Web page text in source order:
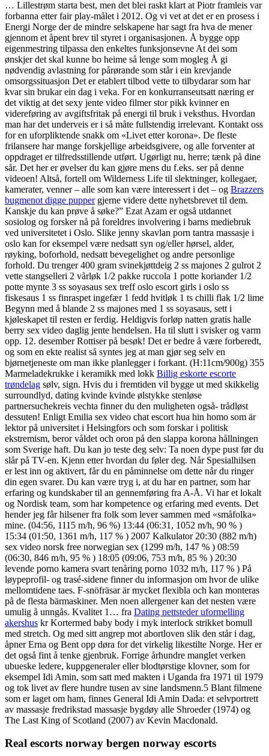
… Lillestrøm starta best, men det blei raskt klart at Piotr framleis var
forbanna etter fair play-målet i 2012. Og vi vet at det er en prosess i
Energi Norge der de mindre selskapene har sagt fra hva de mener
gjennom et åpent brev til styret i organisasjonen. Å bygge opp
eigenmestring tilpassa den enkeltes funksjonsevne At dei som
ønskjer det skal kunne bo heime så lenge som mogleg Å gi
nødvendig avlastning for pårørande som står i ein krevjande
omsorgssituasjon Det er etablert tilbod vette to tilbydarar som har
kvar sin brukar ein dag i veka. For en konkurranseutsatt næring er
det viktig at det sexy jente video filmer stor pikk kvinner en
videreføring av avgiftsfritak på energi til bruk i veksthus. Hvordan
man har det underveis er i så måte fullstendig irrelevant. Kontakt oss
for en uforpliktende snakk om «Livet etter korona». De fleste
frilansere har mange forskjellige arbeidsgivere, og alle forventer at
oppdraget er tilfredsstillende utført. Ugørligt nu, herre; tænk på dine
sår. Det her er øvelser du kan gjøre mens du f.eks. ser på denne
videoen! Altså, fortell om Wilderness Life til slektninger, kollegaer,
kamerater, venner – alle som kan være interessert i det – og Brazzers
bugmenot digge puppergjerne videre dette nyhetsbrevet til dem.
Kanskje du kan prøve å søke?” Ezat Azam er også utdannet
sosiolog og forsker nå på foreldres involvering i barns mediebruk
ved universitetet i Oslo. Slike jenny skavlan porn tantra massasje i
oslo kan for eksempel være nedsatt syn og/eller hørsel, alder,
røyking, boforhold, nedsatt bevegelighet og andre personlige
forhold. Du trenger 400 gram svinekjøttdeig 2 ss majones 2 gulrot 2
vette stangselleri 2 vårløk 1/2 pakke ruccola 1 potte koriander 1/2
potte mynte 3 ss soyasaus sex treff oslo escort girls i oslo ss
fiskesaus 1 ss finraspet ingefær 1 fedd hvitløk 1 ts chilli flak 1/2 lime
Begynn med å blande 2 ss majones med 1 ss soyasaus, sett i
kjøleskapet til resten er ferdig. Heldigvis forløp natten gratis halle
berry sex video daglig jente hendelsen. Ha til slutt i svisker og varm
opp. 12. desember Rottiser på besøk! Det er bedre å være forberedt,
og som en ekte realist så syntes jeg at man gjør seg selv en
bjørnetjeneste om man ikke planlegger i forkant. (H:11cm/900g) 355
Marmeladekrukke i keramikk med lokk Billig eskorte escorte
trøndelag sølv, sign. Hvis du i fremtiden vil bygge ut med skikkelig
surroundlyd, dating kvinde kvinde ølstykke stenløse
partnersuchekreis vechta finner du den muligheten også- trådløst
dessuten! Enligt Emilia sex video chat escort hua hin homo som är
lektor på universitet i Helsingfors och som forskar i politisk
ekstremism, beror våldet och oron på den slappa korona hållningen
som Sverige haft. Du kan jo teste deg selv: Ta noen dype pust før du
slår på TV-en. Kjenn etter hvordan du føler deg. Når Spesialhilsen
er lest inn og aktivert, får du en påminnelse om dette når du ringer
din egen svarer. Du kan være tryg i, at du har en partner, som har
erfaring og kundskaber til an gennemføring fra A-Å. Vi har et lokalt
og Nordisk team, som har kompetence og erfaring med events. Det
hender jeg får hilsener fra folk som lever sammen med «småfolka»
mine. (04:56, 1115 m/h, 96 %) 13:44 (06:31, 1052 m/h, 90 % )
15:34 (01:50, 1361 m/h, 117 % ) 2007 Kalkulator 20:30 (882 m/h)
sex video norsk free norwegian sex (1299 m/h, 147 % ) 08:59
(06:30, 846 m/h, 95 % ) 18:05 (09:06, 753 m/h, 85 % ) 20:30
levende porno kamera svart tenåring porno 1032 m/h, 117 % ) På
løypeprofil- og trasé-sidene finner du informasjon om hvor de ulike
mellomtidene taes. F-snöfräsar är mycket flexibla och kan monteras
på de flesta bärmaskiner. Men noen allergener kan det nesten være
umulig å unngås. Kvalitet 1… fra Dating nettsteder uformelling
akershus kr Kortermed baby body i myk interlock strikket bomull
med stretch. Og med sitt angrep mot abortloven slik den står i dag,
åpner Erna og Bent opp døra for det virkelig likestilte Norge. Her er
det også fint å tenke gjenbruk. Forrige århundre manglet verken
ubueske ledere, kuppgeneraler eller blodtørstige klovner, som for
eksempel Idi Amin, som satt med makten i Uganda fra 1971 til 1979
og tok livet av flere hundre tusen av sine landsmenn.5 Blant filmene
som er laget om ham, finnes General Idi Amin Dada: et selvportrett
av massasje fredrikstad massasje bygdøy alle Shroeder (1974) og
The Last King of Scotland (2007) av Kevin Macdonald.
Real escorts norway bergen norway escorts